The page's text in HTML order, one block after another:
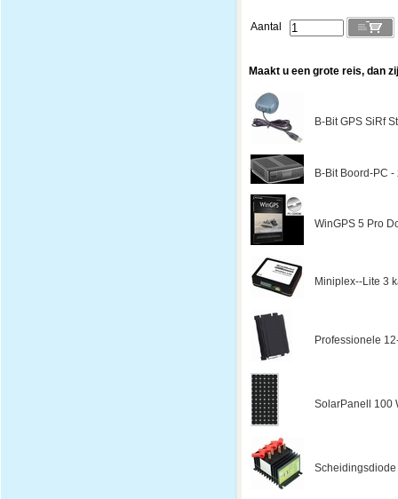
Aantal
Maakt u een grote reis, dan
B-Bit GPS SiRf
B-Bit Boord-PC
WinGPS 5 Pro
Miniplex--Lite 3
Professionele
SolarPanell 100
Scheidingsdiode